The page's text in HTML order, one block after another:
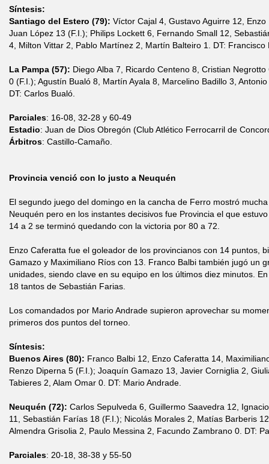
Síntesis:
Santiago del Estero (79): Víctor Cajal 4, Gustavo Aguirre 12,
Juan López 13 (F.I.); Philips Lockett 6, Fernando Small 12,
4, Milton Vittar 2, Pablo Martínez 2, Martín Balteiro 1. DT: Francisco
La Pampa (57): Diego Alba 7, Ricardo Centeno 8, Cristian
0 (F.I.); Agustín Bualó 8, Martín Ayala 8, Marcelino Badillo 3,
DT: Carlos Bualó.
Parciales: 16-08, 32-28 y 60-49
Estadio: Juan de Dios Obregón (Club Atlético Ferrocarril de
Árbitros: Castillo-Camaño.
Provincia venció con lo justo a Neuquén
El segundo juego del domingo en la cancha de Ferro mostró
Neuquén pero en los instantes decisivos fue Provincia el que
14 a 2 se terminó quedando con la victoria por 80 a 72.
Enzo Caferatta fue el goleador de los provincianos con 14 puntos,
Gamazo y Maximiliano Ríos con 13. Franco Balbi también jugó un
unidades, siendo clave en su equipo en los últimos diez minutos.
18 tantos de Sebastián Farias.
Los comandados por Mario Andrade supieron aprovechar su
primeros dos puntos del torneo.
Síntesis:
Buenos Aires (80): Franco Balbi 12, Enzo Caferatta 14,
Renzo Diperna 5 (F.I.); Joaquín Gamazo 13, Javier Corniglia 2,
Tabieres 2, Alam Omar 0. DT: Mario Andrade.
Neuquén (72): Carlos Sepulveda 6, Guillermo Saavedra 12,
11, Sebastián Farías 18 (F.I.); Nicolás Morales 2, Matías Barberis
Almendra Grisolia 2, Paulo Messina 2, Facundo Zambrano 0. DT:
Parciales: 20-18, 38-38 y 55-50